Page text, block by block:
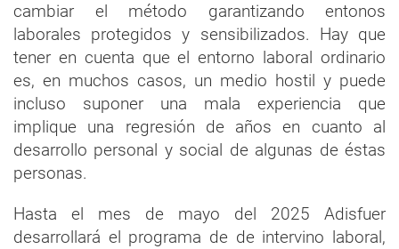
cambiar el método garantizando entonos
laborales protegidos y sensibilizados. Hay que
tener en cuenta que el entorno laboral ordinario
es, en muchos casos, un medio hostil y puede
incluso suponer una mala experiencia que
implique una regresión de años en cuanto al
desarrollo personal y social de algunas de éstas
personas.
Hasta el mes de mayo del 2025 Adisfuer
desarrollará el programa de de intervino laboral,